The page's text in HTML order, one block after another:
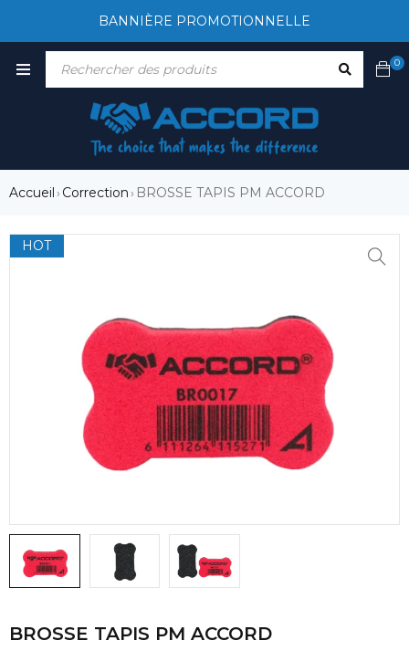
BANNIÈRE PROMOTIONNELLE
0
Accueil› Correction› BROSSE TAPIS PM ACCORD
HOT
BROSSE TAPIS PM ACCORD